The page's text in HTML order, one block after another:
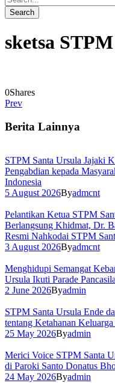
sketsa STPM
0Shares
Prev
Berita Lainnya
STPM Santa Ursula Jajaki
Pengabdian kepada
Indonesia
5 August 2026Byadmcnt
Pelantikan Ketua STPM
Berlangsung Khidmat, Dr.
Resmi Nahkodai STPM
3 August 2026Byadmcnt
Menghidupi Semangat
Ursula Ikuti Parade
2 June 2026Byadmin
STPM Santa Ursula Ende
tentang Ketahanan
25 May 2026Byadmin
Merici Voice STPM Santa
di Paroki Santo Donatus
24 May 2026Byadmin